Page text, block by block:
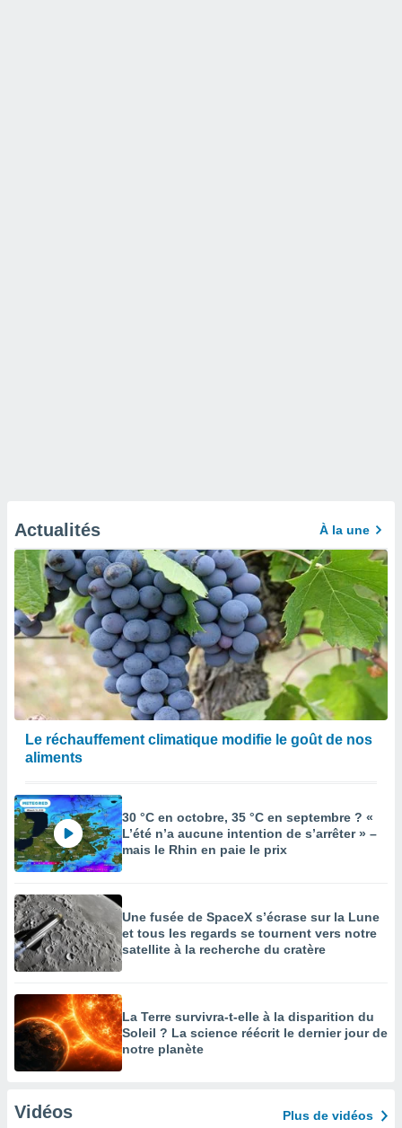
Actualités À la une
Le réchauffement climatique modifie le goût de nos
aliments
30 °C en octobre, 35 °C en septembre ? «
L’été n’a aucune intention de s’arrêter » –
mais le Rhin en paie le prix
Une fusée de SpaceX s’écrase sur la Lune
et tous les regards se tournent vers notre
satellite à la recherche du cratère
La Terre survivra-t-elle à la disparition du
Soleil ? La science réécrit le dernier jour de
notre planète
Vidéos Plus de vidéos